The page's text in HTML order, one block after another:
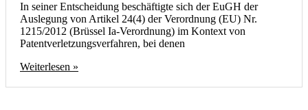
In seiner Entscheidung beschäftigte sich der EuGH der
Auslegung von Artikel 24(4) der Verordnung (EU) Nr.
1215/2012 (Brüssel Ia-Verordnung) im Kontext von
Patentverletzungsverfahren, bei denen
Weiterlesen »